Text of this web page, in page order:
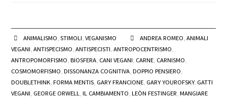
ANIMALISMO, STIMOLI, VEGANISMO ANDREA ROMEO, ANIMALI
VEGANI,ANTISPECISMO,ANTISPECISTI,ANTROPOCENTRISMO,
ANTROPOMORFISMO,BIOSFERA, CANI VEGANI, CARNE, CARNISMO,
COSMOMORFISMO,DISSONANZA COGNITIVA,DOPPIO PENSIERO,
DOUBLETHINK,FORMA MENTIS, GARY FRANCIONE, GARY YOUROFSKY, GATTI
VEGANI, GEORGE ORWELL,IL CAMBIAMENTO,LEÒN FESTINGER,MANGIARE